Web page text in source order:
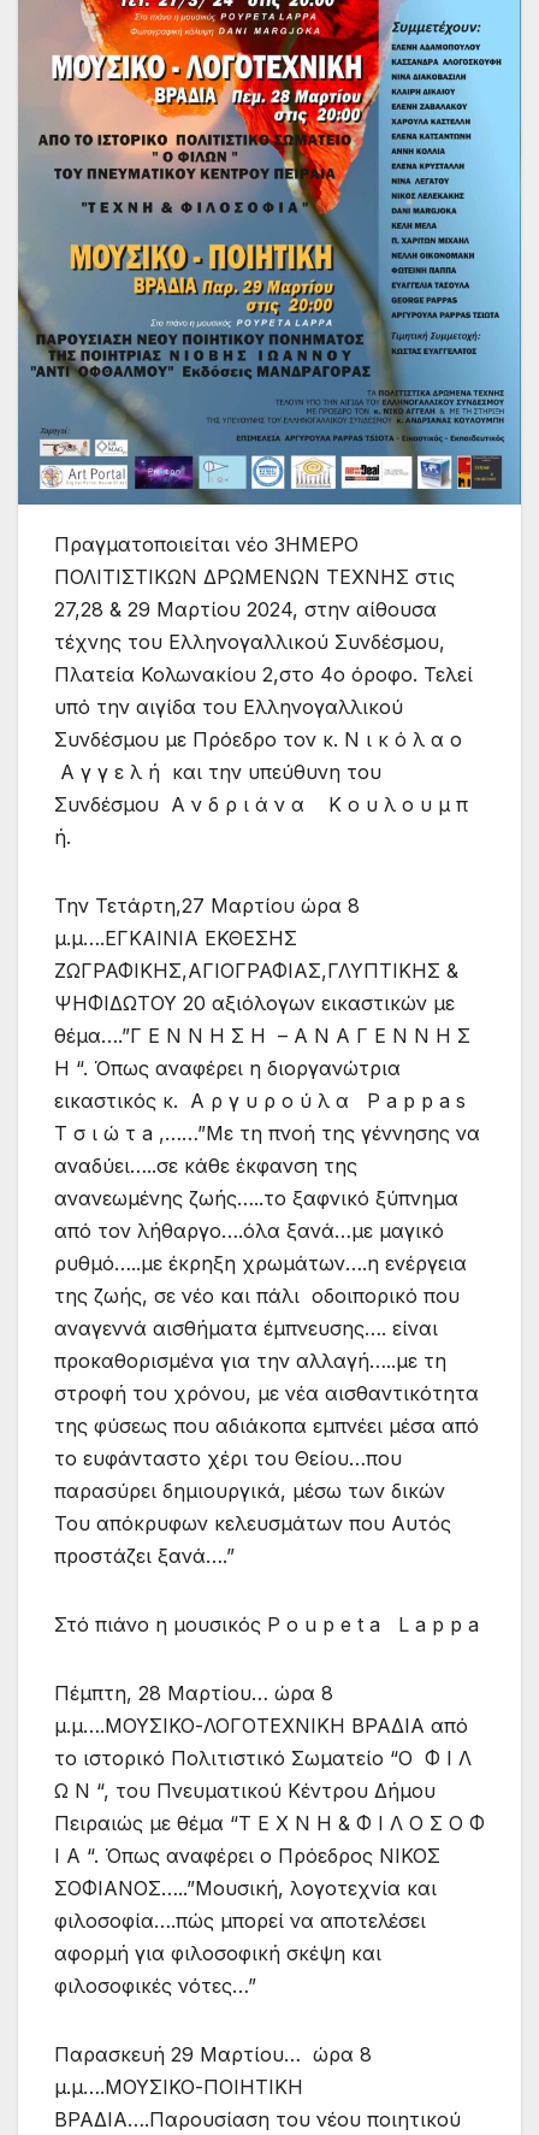
Πραγματοποιείται νέο 3ΗΜΕΡΟ
ΠΟΛΙΤΙΣΤΙΚΩΝ ΔΡΩΜΕΝΩΝ ΤΕΧΝΗΣ στις
27,28 & 29 Μαρτίου 2024, στην αίθουσα
τέχνης του Ελληνογαλλικού Συνδέσμου,
Πλατεία Κολωνακίου 2,στο 4ο όροφο. Τελεί
υπό την αιγίδα του Ελληνογαλλικού
Συνδέσμου με Πρόεδρο τον κ. Ν ι κ ό λ α ο
Α γ γ ε λ ή και την υπεύθυνη του
Συνδέσμου Α ν δ ρ ι ά ν α Κ ο υ λ ο υ μ π
ή.
Την Τετάρτη,27 Μαρτίου ώρα 8
μ.μ….ΕΓΚΑΙΝΙΑ ΕΚΘΕΣΗΣ
ΖΩΓΡΑΦΙΚΗΣ,ΑΓΙΟΓΡΑΦΙΑΣ,ΓΛΥΠΤΙΚΗΣ &
ΨΗΦΙΔΩΤΟΥ 20 αξιόλογων εικαστικών με
θέμα….”Γ Ε Ν Ν Η Σ Η – Α Ν Α Γ Ε Ν Ν Η Σ
Η “. Όπως αναφέρει η διοργανώτρια
εικαστικός κ. Α ρ γ υ ρ ο ύ λ α P a p p a s
Τ σ ι ώ τ a ,……”Με τη πνοή της γέννησης να
αναδύει…..σε κάθε έκφανση της
ανανεωμένης ζωής…..το ξαφνικό ξύπνημα
από τον λήθαργο….όλα ξανά…με μαγικό
ρυθμό…..με έκρηξη χρωμάτων….η ενέργεια
της ζωής, σε νέο και πάλι οδοιπορικό που
αναγεννά αισθήματα έμπνευσης…. είναι
προκαθορισμένα για την αλλαγή…..με τη
στροφή του χρόνου, με νέα αισθαντικότητα
της φύσεως που αδιάκοπα εμπνέει μέσα από
το ευφάνταστο χέρι του Θείου…που
παρασύρει δημιουργικά, μέσω των δικών
Του απόκρυφων κελευσμάτων που Αυτός
προστάζει ξανά….”
Στό πιάνο η μουσικός P o u p e t a L a p p a
Πέμπτη, 28 Μαρτίου… ώρα 8
μ.μ….ΜΟΥΣΙΚΟ-ΛΟΓΟΤΕΧΝΙΚΗ ΒΡΑΔΙΑ από
το ιστορικό Πολιτιστικό Σωματείο “Ο Φ Ι Λ
Ω Ν “, του Πνευματικού Κέντρου Δήμου
Πειραιώς με θέμα “Τ Ε Χ Ν Η & Φ Ι Λ Ο Σ Ο Φ
Ι Α “. Όπως αναφέρει ο Πρόεδρος ΝΙΚΟΣ
ΣΟΦΙΑΝΟΣ…..”Μουσική, λογοτεχνία και
φιλοσοφία….πώς μπορεί να αποτελέσει
αφορμή για φιλοσοφική σκέψη και
φιλοσοφικές νότες…”
Παρασκευή 29 Μαρτίου… ώρα 8
μ.μ….ΜΟΥΣΙΚΟ-ΠΟΙΗΤΙΚΗ
ΒΡΑΔΙΑ….Παρουσίαση του νέου ποιητικού